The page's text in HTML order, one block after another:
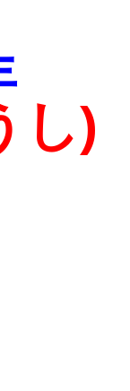
し)